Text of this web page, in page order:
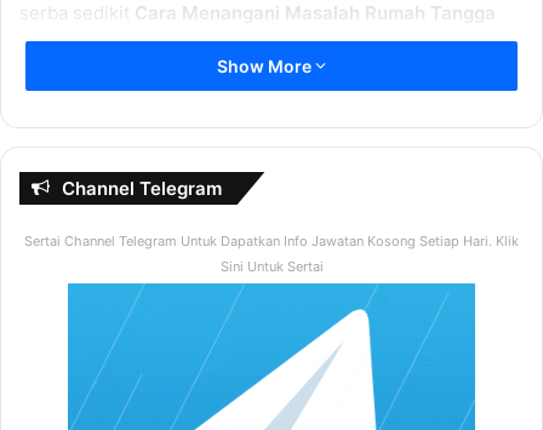
serba sedikit Cara Menangani Masalah Rumah Tangga
Memaafkan Dan Bersifat Terbuka
Apabila berlaku perselisihan faham maafkanlah
pasangan anda. Jangan mengungkit kesilapan lalu
Menyelesaikan Masalah Dengan Bijak
Anda perlu bijak dalam menangani masalah. Buatlah
pilihan yang terbaik dan duduk berbincang sekiranya
ada masalah yang sedang dihadapi. Jangan
Show More
Channel Telegram
Sertai Channel Telegram Untuk Dapatkan Info Jawatan Kosong Setiap Hari. Klik
Sini Untuk Sertai